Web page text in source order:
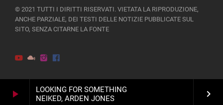
play_arrow
LOOKING FOR SOMETHING
NEIKED, ARDEN JONES
keyboard_arrow_right
© 2021 TUTTI I DIRITTI RISERVATI. VIETATA LA RIPRODUZIONE,
ANCHE PARZIALE, DEI TESTI DELLE NOTIZIE PUBBLICATE SUL
SITO, SENZA CITARNE LA FONTE